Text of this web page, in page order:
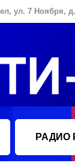
ул. 7 Ноября,
РАДИО